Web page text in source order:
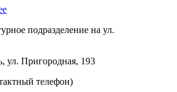
подразделение на ул.
ул. Пригородная, 193
телефон)